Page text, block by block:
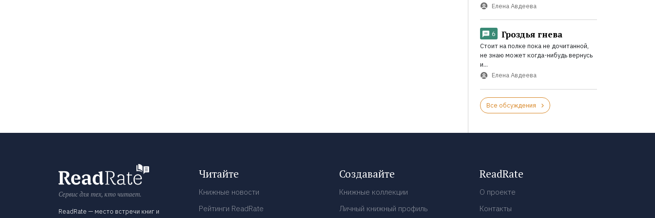
Елена Авдеева
6 Гроздья гнева
Стоит на полке пока не дочитанной,
не знаю может когда-нибудь вернусь
и...
Елена Авдеева
Все обсуждения
Сервис для тех, кто читает.
ReadRate — место встречи книг и
Читайте
Книжные новости
Рейтинги ReadRate
Создавайте
Книжные коллекции
Личный книжный профиль
ReadRate
О проекте
Контакты